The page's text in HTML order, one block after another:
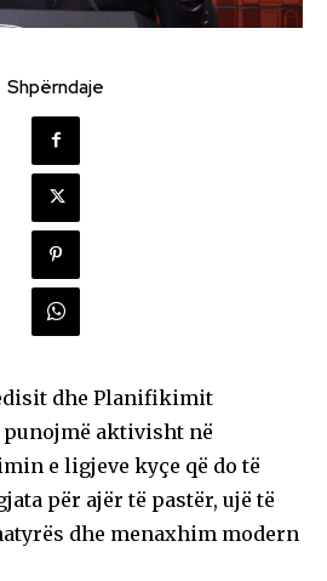
Shpërndaje
dhe Planifikimit
aktivisht në
e ligjeve kyçe që do të
për ajër të pastër, ujë të
dhe menaxhim modern